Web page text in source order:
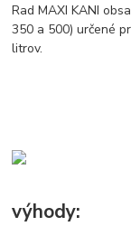
Rad MAXI KANI
350 a 500) určené
litrov.
výhody: